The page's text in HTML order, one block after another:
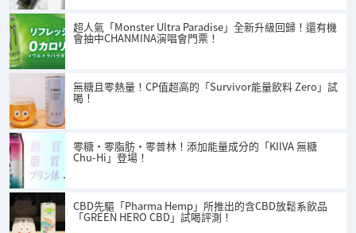
超人氣「Monster Ultra Paradise」全新升級回歸！還有機
會抽中CHANMINA演唱會門票！
無糖且零熱量！CP值超高的「Survivor能量飲料 Zero」試
喝！
零糖・零脂肪・零普林！添加能量成分的「KIIVA 無糖
Chu-Hi」登場！
CBD先驅「Pharma Hemp」所推出的含CBD放鬆系飲品
「GREEN HERO CBD」試喝評測！